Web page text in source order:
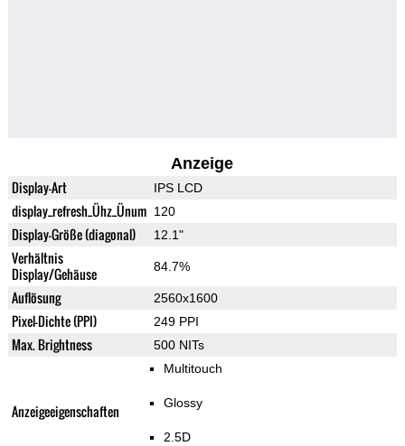
Anzeige
Display-Art IPS LCD
display_refresh_Ühz_Ünum 120
Display-Größe (diagonal) 12.1"
Verhältnis
Display/Gehäuse
84.7%
Auflösung 2560x1600
Pixel-Dichte (PPI) 249 PPI
Max. Brightness 500 NITs
Anzeigeeigenschaften
Multitouch
Glossy
2.5D